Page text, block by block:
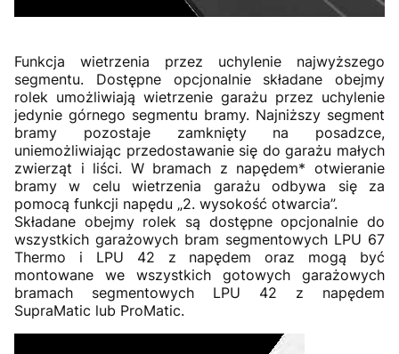
Funkcja wietrzenia przez uchylenie najwyższego
segmentu. Dostępne opcjonalnie składane obejmy
rolek umożliwiają wietrzenie garażu przez uchylenie
jedynie górnego segmentu bramy. Najniższy segment
bramy pozostaje zamknięty na posadzce,
uniemożliwiając przedostawanie się do garażu małych
zwierząt i liści. W bramach z napędem* otwieranie
bramy w celu wietrzenia garażu odbywa się za
pomocą funkcji napędu „2. wysokość otwarcia”.
Składane obejmy rolek są dostępne opcjonalnie do
wszystkich garażowych bram segmentowych LPU 67
Thermo i LPU 42 z napędem oraz mogą być
montowane we wszystkich gotowych garażowych
bramach segmentowych LPU 42 z napędem
SupraMatic lub ProMatic.